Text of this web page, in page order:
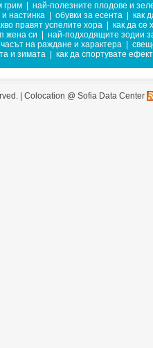
грим
най-полезните плодове и
настинка
обувки за есента
как
правят успелите хора
как да се
жена си
най-подходящите зодии
часът на раждане и характера
и зимата
как да спортувате
| Colocation @ Sofia Data Center